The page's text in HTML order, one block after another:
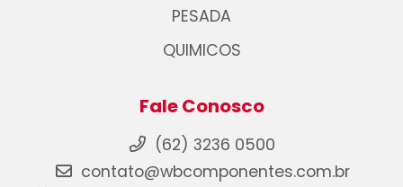
PESADA
QUIMICOS
Fale Conosco
(62) 3236 0500
contato@wbcomponentes.com.br